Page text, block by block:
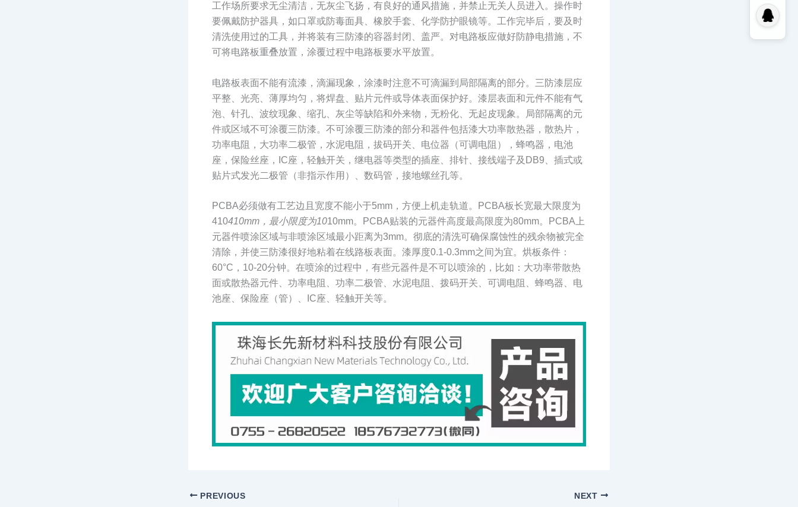
工作场所要求无尘清洁，无灰尘飞扬，有良好的通风措施，并禁止无关人员进入。操作时
要佩戴防护器具，如口罩或防毒面具、橡胶手套、化学防护眼镜等。工作完毕后，要及时
清洗使用过的工具，并将装有三防漆的容器封闭、盖严。对电路板应做好防静电措施，不
可将电路板重叠放置，涂覆过程中电路板要水平放置。
电路板表面不能有流漆，滴漏现象，涂漆时注意不可滴漏到局部隔离的部分。三防漆层应
平整、光亮、薄厚均匀，将焊盘、贴片元件或导体表面保护好。漆层表面和元件不能有气
泡、针孔、波纹现象、缩孔、灰尘等缺陷和外来物，无粉化、无起皮现象。局部隔离的元
件或区域不可涂覆三防漆。不可涂覆三防漆的部分和器件包括漆大功率散热器，散热片，
功率电阻，大功率二极管，水泥电阻，拔码开关、电位器（可调电阻），蜂鸣器，电池
座，保险丝座，IC座，轻触开关，继电器等类型的插座、排针、接线端子及DB9、插式或
贴片式发光二极管（非指示作用）、数码管，接地螺丝孔等。
PCBA必须做有工艺边且宽度不能小于5mm，方便上机走轨道。PCBA板长宽最大限度为
410410mm，最小限度为1010mm。PCBA贴装的元器件高度最高限度为80mm。PCBA上
元器件喷涂区域与非喷涂区域最小距离为3mm。彻底的清洗可确保腐蚀性的残余物被完全
清除，并使三防漆很好地粘着在线路板表面。漆厚度0.1-0.3mm之间为宜。烘板条件：
60°C，10-20分钟。在喷涂的过程中，有些元器件是不可以喷涂的，比如：大功率带散热
面或散热器元件、功率电阻、功率二极管、水泥电阻、拨码开关、可调电阻、蜂鸣器、电
池座、保险座（管）、IC座、轻触开关等。
PREVIOUS NEXT